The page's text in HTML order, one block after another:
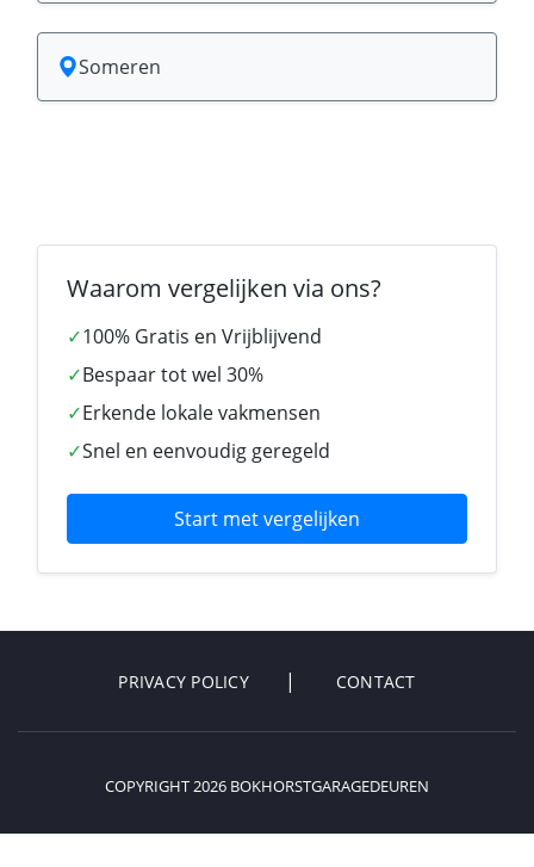
Someren
Waarom vergelijken via ons?
✓100% Gratis en Vrijblijvend
✓Bespaar tot wel 30%
✓Erkende lokale vakmensen
✓Snel en eenvoudig geregeld
Start met vergelijken
PRIVACY POLICY CONTACT
COPYRIGHT 2026 BOKHORSTGARAGEDEUREN